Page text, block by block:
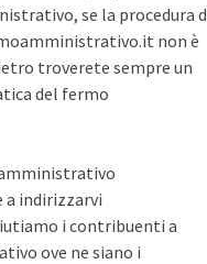
se la procedura
non è
troverete sempre un
del fermo
indirizzarvi
i contribuenti a
ove ne siano i